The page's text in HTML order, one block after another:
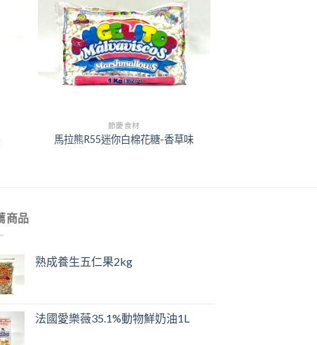
節慶食材
馬拉熊R55迷你白棉花糖-香草味
商品
熟成養生五仁果2kg
法國愛樂薇35.1%動物鮮奶油1L